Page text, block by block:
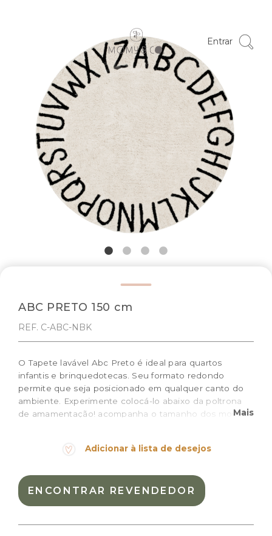
Entrar
ABC PRETO 150 cm
REF. C-ABC-NBK
O Tapete lavável Abc Preto é ideal para quartos
infantis e brinquedotecas. Seu formato redondo
permite que seja posicionado em qualquer canto do
ambiente. Experimente colocá-lo abaixo da poltrona
de amamentação! acompanha o tamanho dos moveis
em toda a borda, o modelo é perfeito para quem está
com outros produtos da linha!
Tamanho: 150 Ø cm
Cor: Preto e creme
Mais
Adicionar à lista de desejos
ENCONTRAR REVENDEDOR